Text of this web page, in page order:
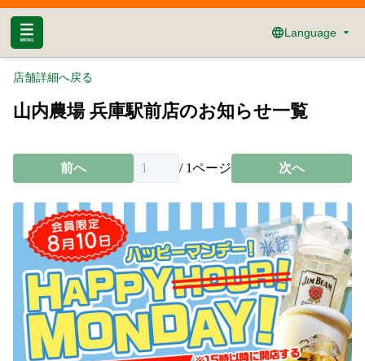
Language
店舗詳細へ戻る
山内農場 兵庫駅前店のお知らせ一覧
前へ / 1ページ 次へ